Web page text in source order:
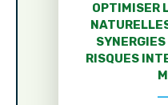
OPTIMISER
RISQUES